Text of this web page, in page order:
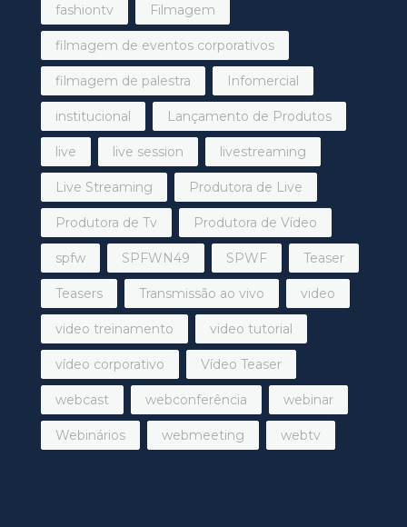
fashiontv Filmagem
filmagem de eventos corporativos
filmagem de palestra Infomercial
institucional Lançamento de Produtos
live live session livestreaming
Live Streaming Produtora de Live
Produtora de Tv Produtora de Vídeo
spfw SPFWN49 SPWF Teaser
Teasers Transmissão ao vivo video
video treinamento video tutorial
vídeo corporativo Vídeo Teaser
webcast webconferência webinar
Webinários webmeeting webtv